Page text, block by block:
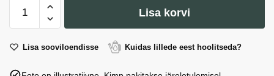
Lime
kogus
Lisa korvi
Lisa sooviloendisse Kuidas lillede eest hoolitseda?